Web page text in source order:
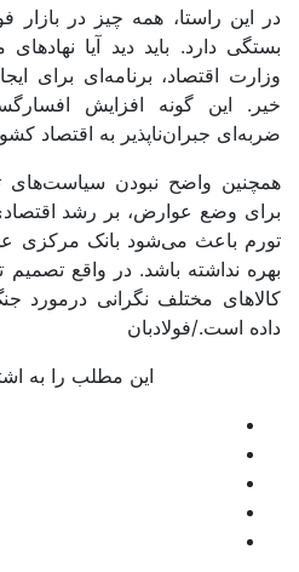
در این راستا، همه چیز در بازار
بستگی دارد. باید دید آیا
وزارت اقتصاد، برنامه‌ای برای
خیر. این گونه افزایش
ضربه‌ای جبران‌ناپذیر به اقتصاد
همچنین واضح نبودن
برای وضع عوارض، بر رشد
تورم باعث می‌شود بانک مرکزی
بهره نداشته باشد. در واقع
کالاهای مختلف نگرانی درمورد
داده است./فولادبان
این مطلب را به